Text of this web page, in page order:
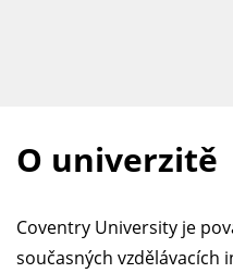
O univerzitě
Coventry University je
současných vzdělávacích